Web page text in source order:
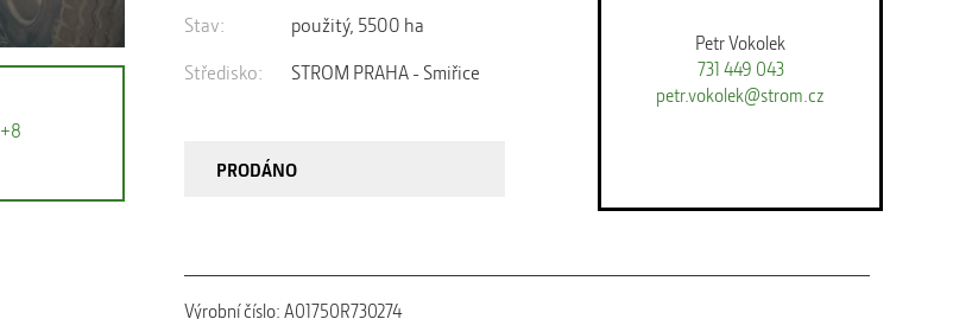
Stav:
použitý, 5500 ha
Středisko:
STROM PRAHA - Smiřice
PRODÁNO
Petr Vokolek
731 449 043
petr.vokolek@strom.cz
Výrobní číslo: A01750R730274
+8